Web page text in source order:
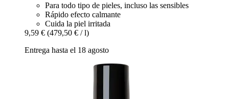
Para todo tipo de pieles, incluso las sensibles
Rápido efecto calmante
Cuida la piel irritada
9,59 € (479,50 € / l)
Entrega hasta el 18 agosto